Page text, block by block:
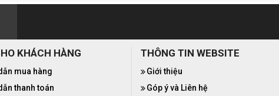
(1920x1080) - Windows 11 Home
(1920x1080) -
KHÁCH HÀNG
mua hàng
thanh toán
THÔNG TIN WEBSITE
Giới thiệu
Góp ý và Liên hệ